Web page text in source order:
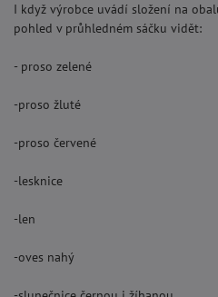
I když výrobce uvádí složení na
pohled v průhledném sáčku vidět:
- proso zelené
-proso žluté
-proso červené
-lesknice
-len
-oves nahý